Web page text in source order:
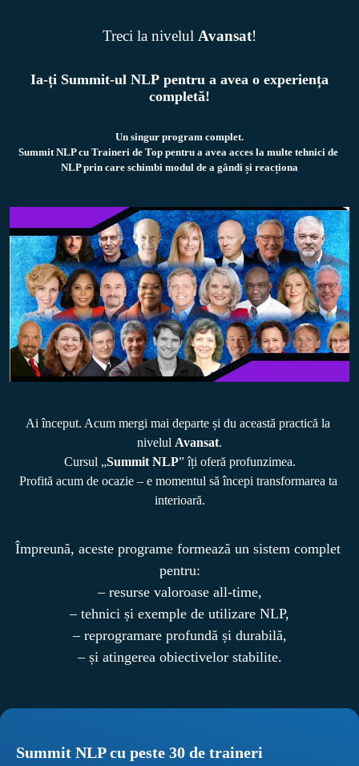
Treci la nivelul Avansat!
Ia-ți Summit-ul NLP pentru a avea o experiența
completă!
Un singur program complet.
Summit NLP cu Traineri de Top pentru a avea acces la multe tehnici de
NLP prin care schimbi modul de a gândi și reacționa
Ai început. Acum mergi mai departe și du această practică la
nivelul Avansat.
Cursul „Summit NLP” îți oferă profunzimea.
Profită acum de ocazie – e momentul să începi transformarea ta
Împreună, aceste programe formează un sistem complet
pentru:
– resurse valoroase all-time,
– tehnici și exemple de utilizare NLP,
– reprogramare profundă și durabilă,
– și atingerea obiectivelor stabilite.
Summit NLP cu peste 30 de traineri